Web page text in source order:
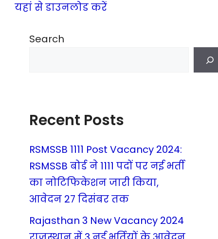
यहां से डाउनलोड करें
Search
Recent Posts
RSMSSB 1111 Post Vacancy 2024:
RSMSSB बोर्ड ने 1111 पदों पर नई भर्ती
का नोटिफिकेशन जारी किया,
आवेदन 27 दिसंबर तक
Rajasthan 3 New Vacancy 2024